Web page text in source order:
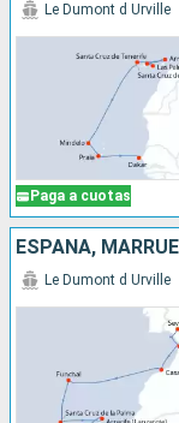
Paga a cuotas
Le Dumont d Urville
ESPAÑA,
Le Dumont d Urville